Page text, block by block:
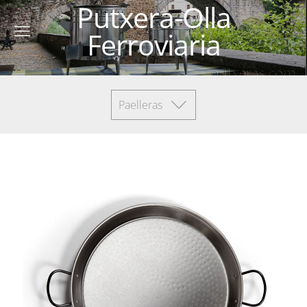
Putxera-Olla
Ferroviaria
Paelleras